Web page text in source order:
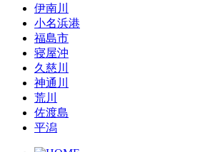
伊南川
小名浜港
福島市
寝屋沖
久慈川
神通川
荒川
佐渡島
平潟